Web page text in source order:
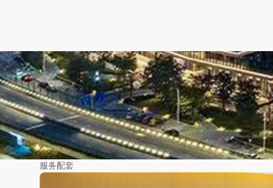
入住
离店
1晚
2026-08-07（今天）
2026-08-08（明天）
房间数
服务配套